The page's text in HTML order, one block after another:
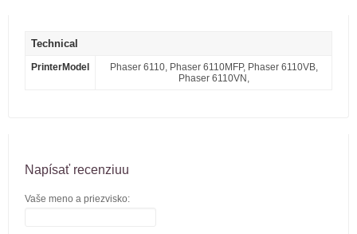
Technical
PrinterModel
Phaser 6110, Phaser 6110MFP, Phaser 6110VB,
Phaser 6110VN,
Napísať recenziuu
Vaše meno a priezvisko: